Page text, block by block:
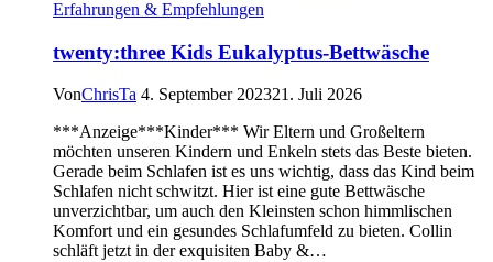
Erfahrungen & Empfehlungen
twenty:three Kids Eukalyptus-Bettwäsche
VonChrisTa 4. September 202321. Juli 2026
***Anzeige***Kinder*** Wir Eltern und Großeltern
möchten unseren Kindern und Enkeln stets das Beste bieten.
Gerade beim Schlafen ist es uns wichtig, dass das Kind beim
Schlafen nicht schwitzt. Hier ist eine gute Bettwäsche
unverzichtbar, um auch den Kleinsten schon himmlischen
Komfort und ein gesundes Schlafumfeld zu bieten. Collin
schläft jetzt in der exquisiten Baby &…